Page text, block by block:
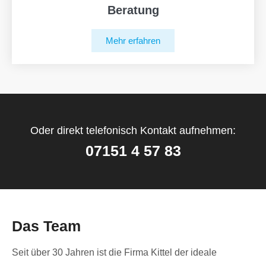
Beratung
Mehr erfahren
Oder direkt telefonisch Kontakt aufnehmen:
07151 4 57 83
Das Team
Seit über 30 Jahren ist die Firma Kittel der ideale